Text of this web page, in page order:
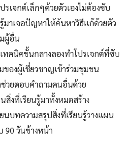
ปรเจกต์เล็กๆด้วยตัวเองไม่ต้องซับ
มาเจอปัญหาให้ค้นหาวิธีแก้ด้วยตัว
ผู้อื่น
ทคนิคขั้นกลางลองทำโปรเจกต์ที่ซับ
องผู้เชี่ยวชาญเข้าร่วมชุมชน
ช่วยตอบคำถามคนอื่นด้วย
สิ่งที่เรียนรู้มาทั้งหมดสร้าง
นบทความสรุปสิ่งที่เรียนรู้วางแผน
90 วันข้างหน้า